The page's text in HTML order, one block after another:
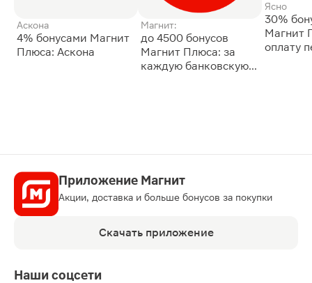
Аскона
4% бонусами Магнит
Плюса: Аскона
Магнит:
до 4500 бонусов
Магнит Плюса: за
каждую банковскую
Ясно
30%
Магнит
оплату
Приложение Магнит
Акции, доставка и больше бонусов за покупки
Скачать приложение
Наши соцсети